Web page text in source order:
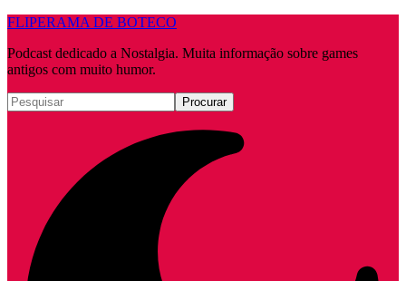
FLIPERAMA DE BOTECO
Podcast dedicado a Nostalgia. Muita informação sobre games
antigos com muito humor.